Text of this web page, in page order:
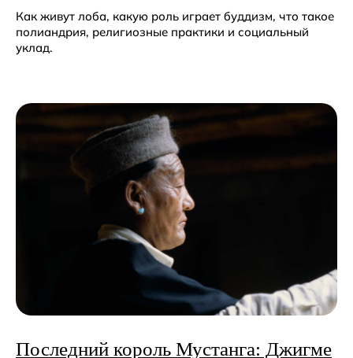
Как живут лоба, какую роль играет буддизм, что такое
полиандрия, религиозные практики и социальный
уклад.
Последний король Мустанга: Джигме
советы